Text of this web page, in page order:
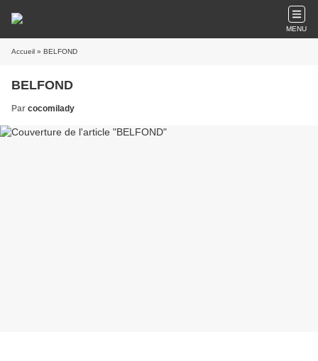
MENU
Accueil » BELFOND
BELFOND
Par cocomilady